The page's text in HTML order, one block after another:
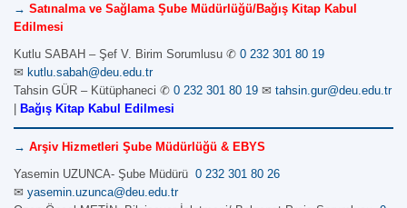
→ Satınalma ve Sağlama Şube Müdürlüğü/Bağış Kitap Kabul
Edilmesi
Kutlu SABAH – Şef V. Birim Sorumlusu ✆ 0 232 301 80 19
✉ kutlu.sabah@deu.edu.tr
Tahsin GÜR – Kütüphaneci ✆ 0 232 301 80 19 ✉ tahsin.gur@deu.edu.tr
| Bağış Kitap Kabul Edilmesi
→ Arşiv Hizmetleri Şube Müdürlüğü & EBYS
Yasemin UZUNCA- Şube Müdürü 0 232 301 80 26
✉ yasemin.uzunca@deu.edu.tr